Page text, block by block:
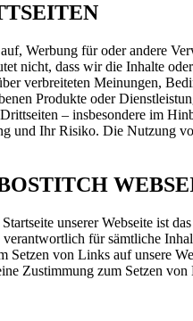
Werbung für oder andere
nicht, dass wir die Inhalte
verbreiteten Meinungen,
Produkte oder
– insbesondere im
und Ihr Risiko. Die Nutzung
unserer Webseite ist
für sämtliche
Setzen von Links auf unsere
Zustimmung zum Setzen